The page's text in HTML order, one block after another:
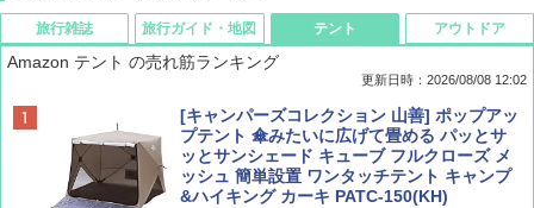
旅行雑誌
BE-PAL(ビ-パル) 2026年 9 月号【特別付録:
SOTO ミニマル"旅"財布 ランダム2種】
￥1,500
旅行ガイド・地図
D40 地球の歩き方 チェンマイ タイ北部の魅
力的な町 2026～2027 地球の歩き方D アジア
￥2,079
テント
Amazon テント の売れ筋ランキング
更新日時：2026/08/08 12:02
[キャンパーズコレクション 山善] ポップアッ
プテント 傘みたいに広げて畳める パッとサ
ッとサンシェード キューブ フルクローズ メ
ッシュ 簡単設置 ワンタッチテント キャンプ
&ハイキング カーキ PATC-150(KH)
アウトドア